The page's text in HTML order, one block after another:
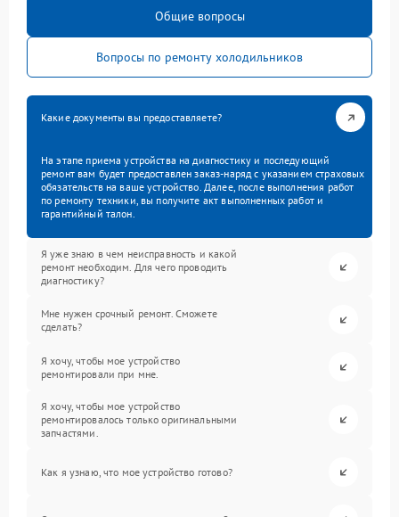
Общие вопросы
Вопросы по ремонту холодильников
Какие документы вы предоставляете?
На этапе приема устройства на диагностику и последующий
ремонт вам будет предоставлен заказ-наряд с указанием страховых
обязательств на ваше устройство. Далее, после выполнения работ
по ремонту техники, вы получите акт выполненных работ и
гарантийный талон.
Я уже знаю в чем неисправность и какой
ремонт необходим. Для чего проводить
диагностику?
Мне нужен срочный ремонт. Сможете
сделать?
Я хочу, чтобы мое устройство
ремонтировали при мне.
Я хочу, чтобы мое устройство
ремонтировалось только оригинальными
запчастями.
Как я узнаю, что мое устройство готово?